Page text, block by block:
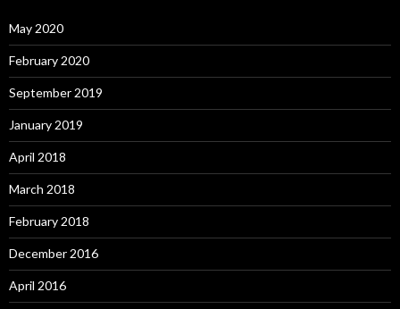
May 2020
February 2020
September 2019
January 2019
April 2018
March 2018
February 2018
December 2016
April 2016